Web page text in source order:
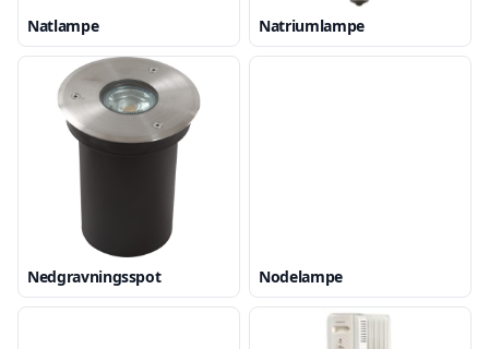
Natlampe Natriumlampe
Nedgravningsspot Nodelampe